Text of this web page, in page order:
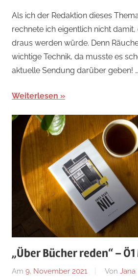
Als ich der Redaktion dieses
rechnete ich eigentlich nicht
draus werden würde. Denn
wichtige Technik, da musste es
aktuelle Sendung darüber geben! …
Weiterlesen
„Über Bücher reden“ –
Am 9. November 2021 Von Jana